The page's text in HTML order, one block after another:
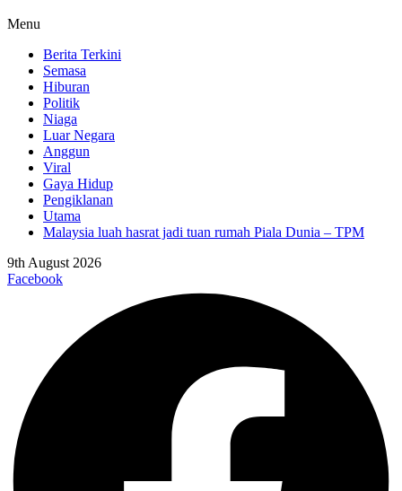
Menu
Berita Terkini
Semasa
Hiburan
Politik
Niaga
Luar Negara
Anggun
Viral
Gaya Hidup
Pengiklanan
Utama
Malaysia luah hasrat jadi tuan rumah Piala Dunia – TPM
9th August 2026
Facebook